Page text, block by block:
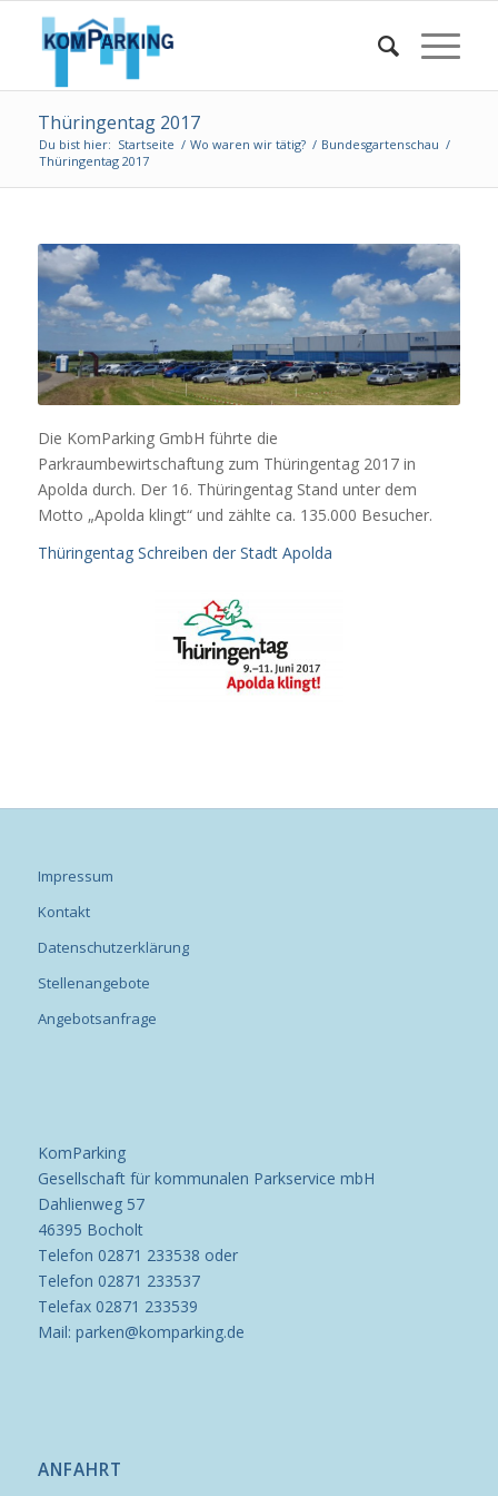
Thüringentag 2017
Du bist hier: Startseite / Wo waren wir tätig? / Bundesgartenschau /
Thüringentag 2017
Die KomParking GmbH führte die
Parkraumbewirtschaftung zum Thüringentag 2017 in
Apolda durch. Der 16. Thüringentag Stand unter dem
Motto „Apolda klingt“ und zählte ca. 135.000 Besucher.
Thüringentag Schreiben der Stadt Apolda
Impressum
Kontakt
Datenschutzerklärung
Stellenangebote
Angebotsanfrage
KomParking
Gesellschaft für kommunalen Parkservice mbH
Dahlienweg 57
46395 Bocholt
Telefon 02871 233538 oder
Telefon 02871 233537
Telefax 02871 233539
Mail: parken@komparking.de
ANFAHRT